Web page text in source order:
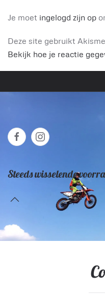
Je moet ingelogd zijn op
Deze site gebruikt
Bekijk hoe je reactie
Steeds wisselende